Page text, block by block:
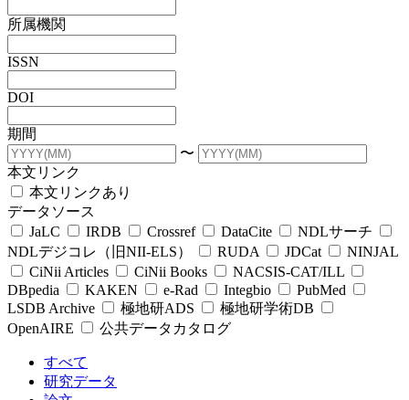
所属機関
ISSN
DOI
期間
〜
本文リンク
本文リンクあり
データソース
JaLC
IRDB Crossref DataCite
NDLサーチ
NDLデジコレ（旧NII-ELS）
RUDA JDCat
NINJAL
CiNii Articles
CiNii Books
NACSIS-CAT/ILL
DBpedia
KAKEN e-Rad Integbio
PubMed
LSDB Archive
極地研ADS
極地研学術DB
OpenAIRE
公共データカタログ
すべて
研究データ